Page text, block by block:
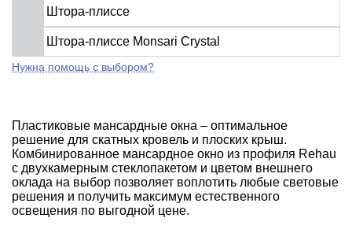
Штора-плиссе
Штора-плиссе Monsari Crystal
Нужна помощь с выбором?
Пластиковые мансардные окна – оптимальное
решение для скатных кровель и плоских крыш.
Комбинированное мансардное окно из профиля Rehau
с двухкамерным стеклопакетом и цветом внешнего
оклада на выбор позволяет воплотить любые световые
решения и получить максимум естественного
освещения по выгодной цене.